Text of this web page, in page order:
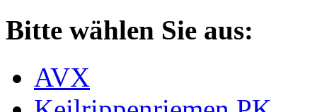
Bitte wählen Sie aus:
AVX